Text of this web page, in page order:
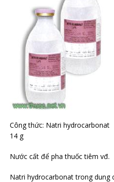
Công thức: Natri
14 g
Nước cất để pha thuốc
Natri hydrocarbonat trong dung